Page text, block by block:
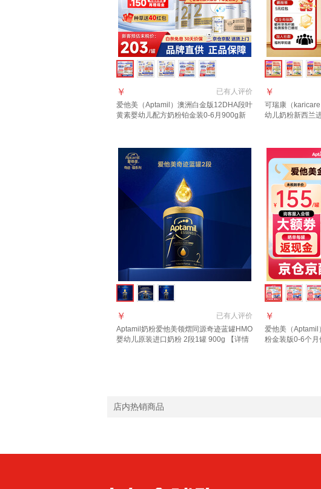
已有人评价
￥
爱他美（Aptamil）澳洲白金版12DHA段叶
黄素婴幼儿配方奶粉铂金装0-6月900g新
￥
可瑞康（
幼儿奶粉新西兰
已有人评价
￥
Aptamil奶粉爱他美领熠同源奇迹蓝罐HMO
婴幼儿原装进口奶粉 2段1罐 900g 【详情
￥
爱他美（Aptamil
粉金装版0-6个
店内热销商品